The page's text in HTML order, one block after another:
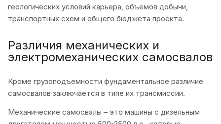
геологических условий карьера, объемов добычи,
транспортных схем и общего бюджета проекта.
Различия механических и
электромеханических самосвалов
Кроме грузоподъемности фундаментальное различие
самосвалов заключается в типе их трансмиссии.
Механические самосвалы – это машины с дизельным